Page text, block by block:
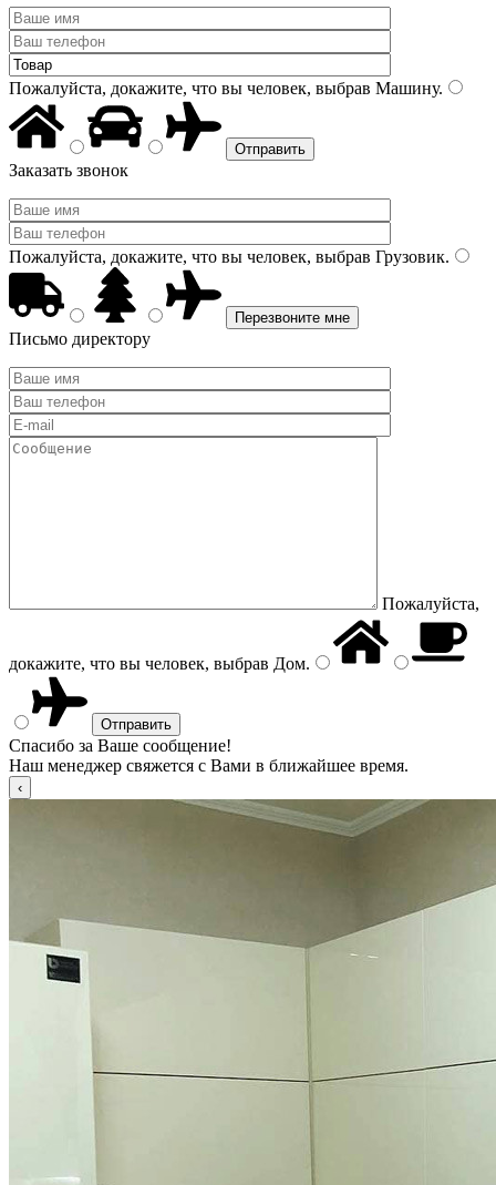
Пожалуйста, докажите, что вы человек, выбрав Машину.
Заказать звонок
Пожалуйста, докажите, что вы человек, выбрав Грузовик.
Письмо директору
Пожалуйста,
докажите, что вы человек, выбрав Дом.
Спасибо за Ваше сообщение!
Наш менеджер свяжется с Вами в ближайшее время.